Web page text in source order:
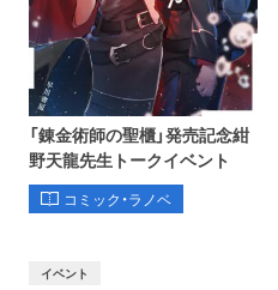
「錬金術師の聖櫃」発売記念紺
野天龍先生トークイベント
コミック・ラノベ
イベント